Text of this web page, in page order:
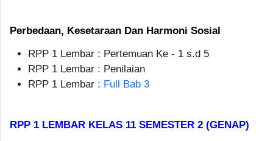
Perbedaan, Kesetaraan Dan Harmoni Sosial
RPP 1 Lembar : Pertemuan Ke - 1 s.d 5
RPP 1 Lembar : Penilaian
RPP 1 Lembar : Full Bab 3
RPP 1 LEMBAR KELAS 11 SEMESTER 2 (GENAP)